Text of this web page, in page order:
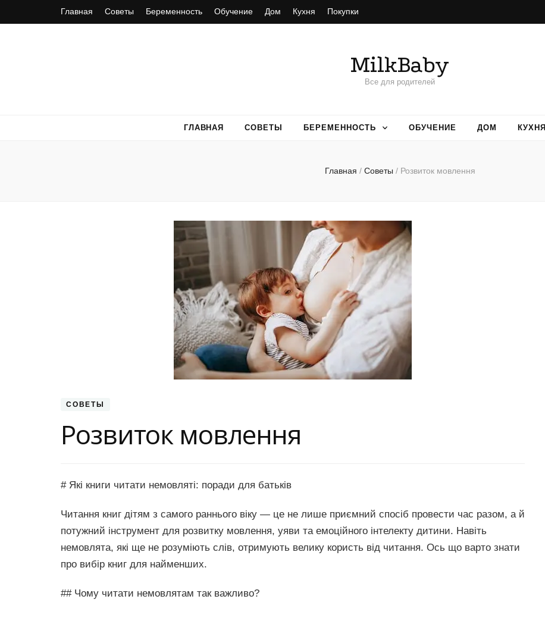
Главная Советы Беременность Обучение Дом Кухня Покупки
MilkBaby
Все для родителей
ГЛАВНАЯ СОВЕТЫ БЕРЕМЕННОСТЬ ОБУЧЕНИЕ ДОМ КУХНЯ
Главная / Советы / Розвиток мовлення
СОВЕТЫ
Розвиток мовлення
# Які книги читати немовляті: поради для батьків
Читання книг дітям з самого раннього віку — це не лише приємний спосіб провести час разом, а й
потужний інструмент для розвитку мовлення, уяви та емоційного інтелекту дитини. Навіть
немовлята, які ще не розуміють слів, отримують велику користь від читання. Ось що варто знати
про вибір книг для найменших.
## Чому читати немовлятам так важливо?